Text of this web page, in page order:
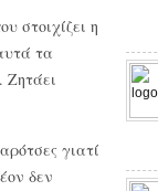
στοιχίζει η
τα
Ζητάει
γιατί
δεν